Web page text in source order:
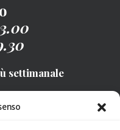
settimanale